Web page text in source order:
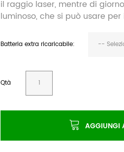
il raggio laser, mentre di
luminoso, che si può usare
Batteria extra ricaricabile: --
Qtà
AGGIUNGI